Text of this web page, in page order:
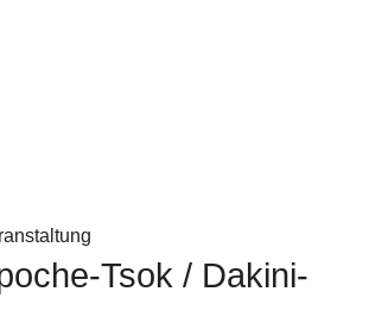
Tsok / Dakini-